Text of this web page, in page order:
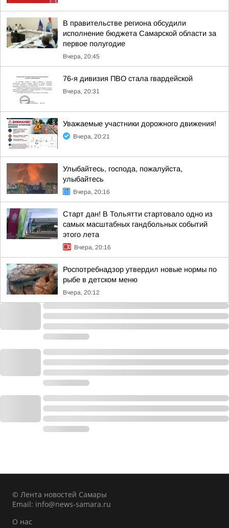
В правительстве региона обсудили
исполнение бюджета Самарской области за
первое полугодие
Вчера, 20:45
76-я дивизия ПВО стала гвардейской
Вчера, 20:31
Уважаемые участники дорожного движения!
Вчера, 20:21
Улыбайтесь, господа, пожалуйста,
улыбайтесь
Вчера, 20:16
Старт дан! В Тольятти стартовало одно из
самых масштабных гандбольных событий
этого лета
Вчера, 20:16
Роспотребнадзор утвердил новые нормы по
рыбе в детском меню
Вчера, 20:12
© Лента новостей Самары
Email: info@news-samara.ru
О нас